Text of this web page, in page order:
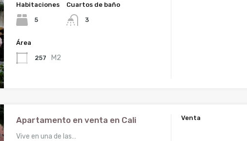
Habitaciones
5
Cuartos de baño
3
Área
257 M2
Apartamento en venta en Cali
Vive en una de las…
Venta